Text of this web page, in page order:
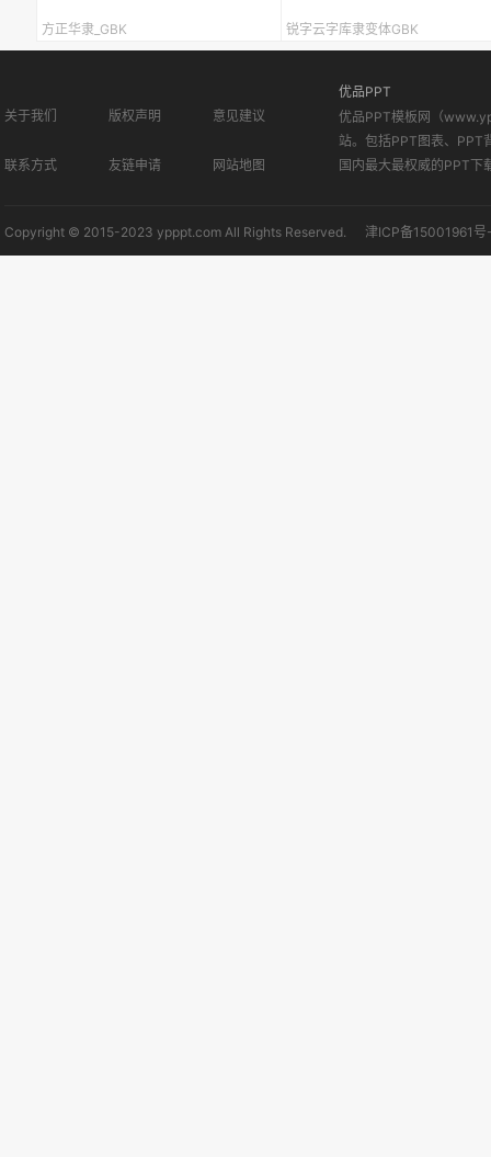
方正华隶_GBK 锐字云字库隶变体GBK
关于我们 版权声明 意见建议
联系方式 友链申请 网站地图
优品PPT
优品PPT模板网（
站。包括PPT图表、PPT
国内最大最权威的PPT下
Copyright © 2015-2023 ypppt.com All Rights Reserved. 津ICP备15001961号